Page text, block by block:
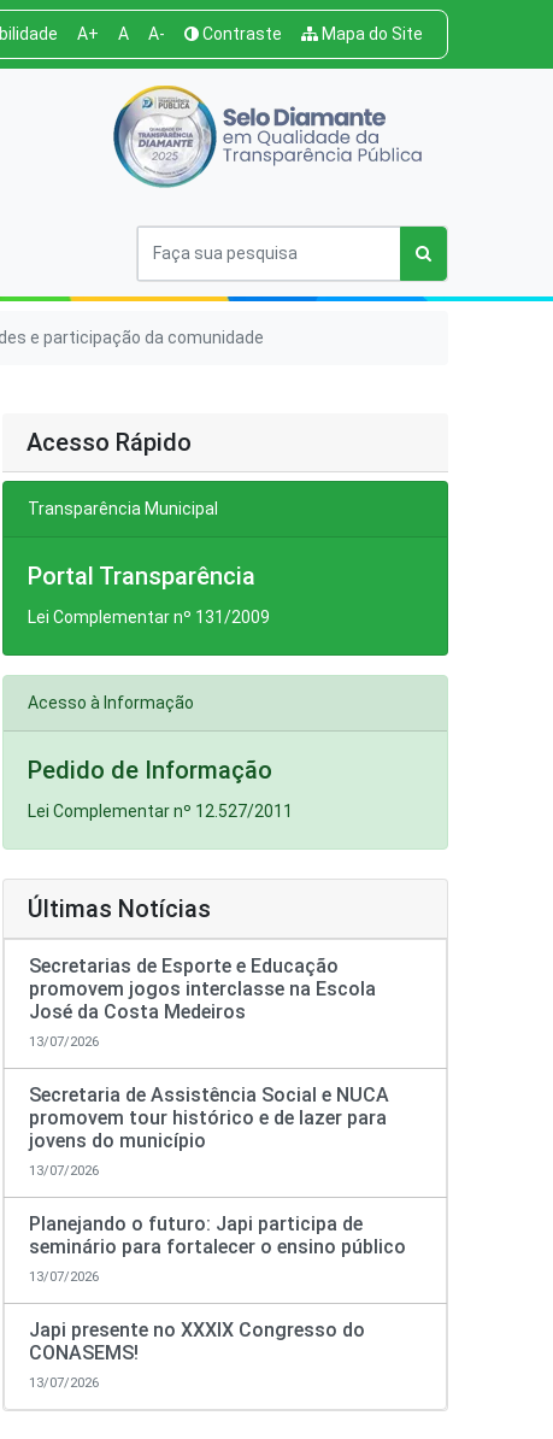
A+ A A- Contraste Mapa do Site
e participação da comunidade
Acesso Rápido
Transparência Municipal
Portal Transparência
Lei Complementar nº 131/2009
Acesso à Informação
Pedido de Informação
Lei Complementar nº 12.527/2011
Últimas Notícias
Secretarias de Esporte e Educação
promovem jogos interclasse na Escola
José da Costa Medeiros
13/07/2026
Secretaria de Assistência Social e NUCA
promovem tour histórico e de lazer para
jovens do município
13/07/2026
Planejando o futuro: Japi participa de
seminário para fortalecer o ensino público
13/07/2026
Japi presente no XXXIX Congresso do
CONASEMS!
13/07/2026